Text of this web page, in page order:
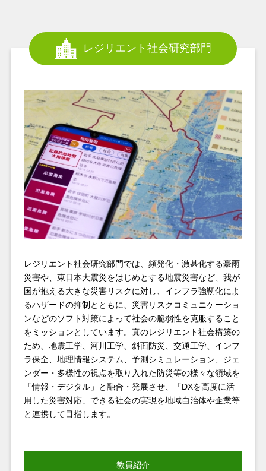
レジリエント社会研究部門
レジリエント社会研究部門では、頻発化・激甚化する豪雨
災害や、東日本大震災をはじめとする地震災害など、我が
国が抱える大きな災害リスクに対し、インフラ強靭化によ
るハザードの抑制とともに、災害リスクコミュニケーショ
ンなどのソフト対策によって社会の脆弱性を克服すること
をミッションとしています。真のレジリエント社会構築の
ため、地震工学、河川工学、斜面防災、交通工学、インフ
ラ保全、地理情報システム、予測シミュレーション、ジェ
ンダー・多様性の視点を取り入れた防災等の様々な領域を
「情報・デジタル」と融合・発展させ、「DXを高度に活
用した災害対応」できる社会の実現を地域自治体や企業等
と連携して目指します。
教員紹介